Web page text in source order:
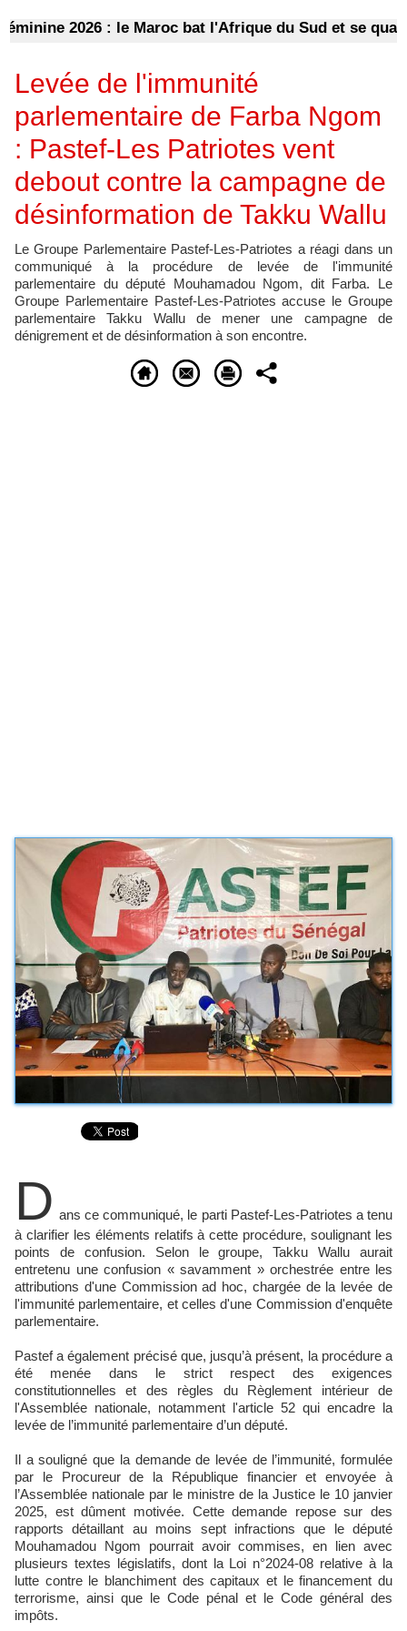
2026 : le Maroc bat l'Afrique du Sud et se qualifie
Levée de l'immunité
parlementaire de Farba Ngom
: Pastef-Les Patriotes vent
debout contre la campagne de
désinformation de Takku Wallu
Le Groupe Parlementaire Pastef-Les-Patriotes a réagi dans un
communiqué à la procédure de levée de l'immunité
parlementaire du député Mouhamadou Ngom, dit Farba. Le
Groupe Parlementaire Pastef-Les-Patriotes accuse le Groupe
parlementaire Takku Wallu de mener une campagne de
dénigrement et de désinformation à son encontre.
D ans ce communiqué, le parti Pastef-Les-Patriotes a tenu
à clarifier les éléments relatifs à cette procédure, soulignant les
points de confusion. Selon le groupe, Takku Wallu aurait
entretenu une confusion « savamment » orchestrée entre les
attributions d'une Commission ad hoc, chargée de la levée de
l'immunité parlementaire, et celles d'une Commission d'enquête
parlementaire.
Pastef a également précisé que, jusqu’à présent, la procédure a
été menée dans le strict respect des exigences
constitutionnelles et des règles du Règlement intérieur de
l'Assemblée nationale, notamment l'article 52 qui encadre la
levée de l’immunité parlementaire d’un député.
Il a souligné que la demande de levée de l’immunité, formulée
par le Procureur de la République financier et envoyée à
l’Assemblée nationale par le ministre de la Justice le 10 janvier
2025, est dûment motivée. Cette demande repose sur des
rapports détaillant au moins sept infractions que le député
Mouhamadou Ngom pourrait avoir commises, en lien avec
plusieurs textes législatifs, dont la Loi n°2024-08 relative à la
lutte contre le blanchiment des capitaux et le financement du
terrorisme, ainsi que le Code pénal et le Code général des
impôts.